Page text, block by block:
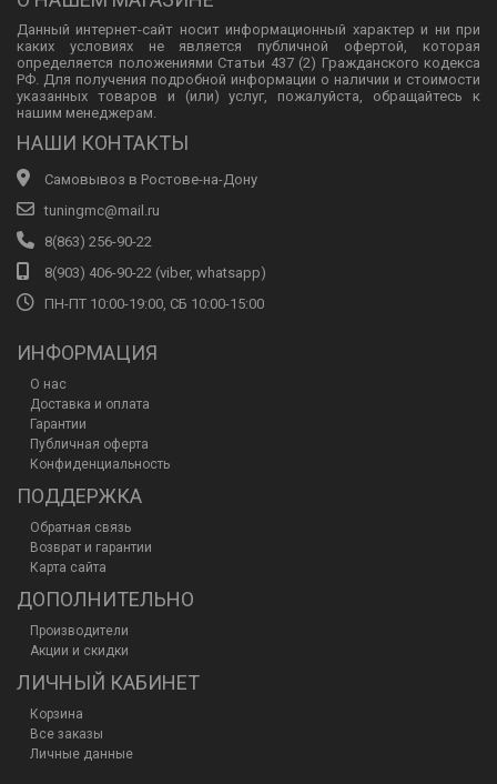
Данный интернет-сайт носит информационный характер и ни при
каких условиях не является публичной офертой, которая
определяется положениями Статьи 437 (2) Гражданского кодекса
РФ. Для получения подробной информации о наличии и стоимости
указанных товаров и (или) услуг, пожалуйста, обращайтесь к
нашим менеджерам.
НАШИ КОНТАКТЫ
Самовывоз в Ростове-на-Дону
tuningmc@mail.ru
8(863) 256-90-22
8(903) 406-90-22 (viber, whatsapp)
ПН-ПТ 10:00-19:00, СБ 10:00-15:00
ИНФОРМАЦИЯ
О нас
Доставка и оплата
Гарантии
Публичная оферта
Конфиденциальность
ПОДДЕРЖКА
Обратная связь
Возврат и гарантии
Карта сайта
ДОПОЛНИТЕЛЬНО
Производители
Акции и скидки
ЛИЧНЫЙ КАБИНЕТ
Корзина
Все заказы
Личные данные